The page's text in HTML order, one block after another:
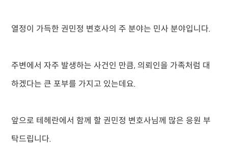
열정이 가득한 권민정 변호사의 주 분야는 민사 분야입니다.
주변에서 자주 발생하는 사건인 만큼, 의뢰인을 가족처럼 대
하겠다는 큰 포부를 가지고 있는데요.
앞으로 테헤란에서 함께 할 권민정 변호사님께 많은 응원 부
탁드립니다.